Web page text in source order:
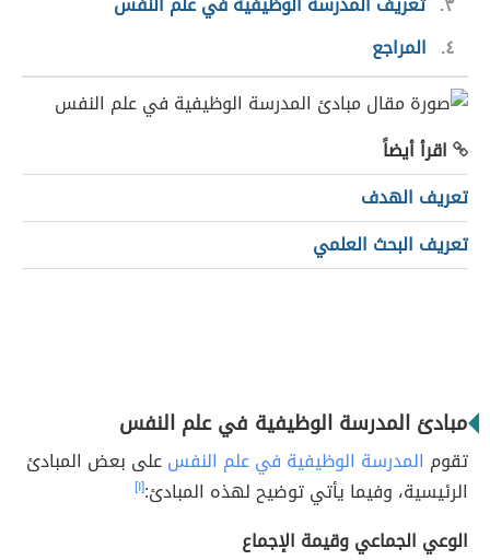
٤
المراجع
اقرأ أيضاً
تعريف الهدف
تعريف البحث العلمي
مبادئ المدرسة الوظيفية في علم النفس
تقوم المدرسة الوظيفية في علم النفسعلى بعض المبادئ
الرئيسية، وفيما يأتي توضيح لهذه المبادئ:[١]
الوعي الجماعي وقيمة الإجماع